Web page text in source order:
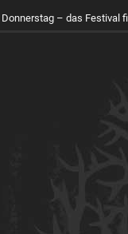
– das Festival